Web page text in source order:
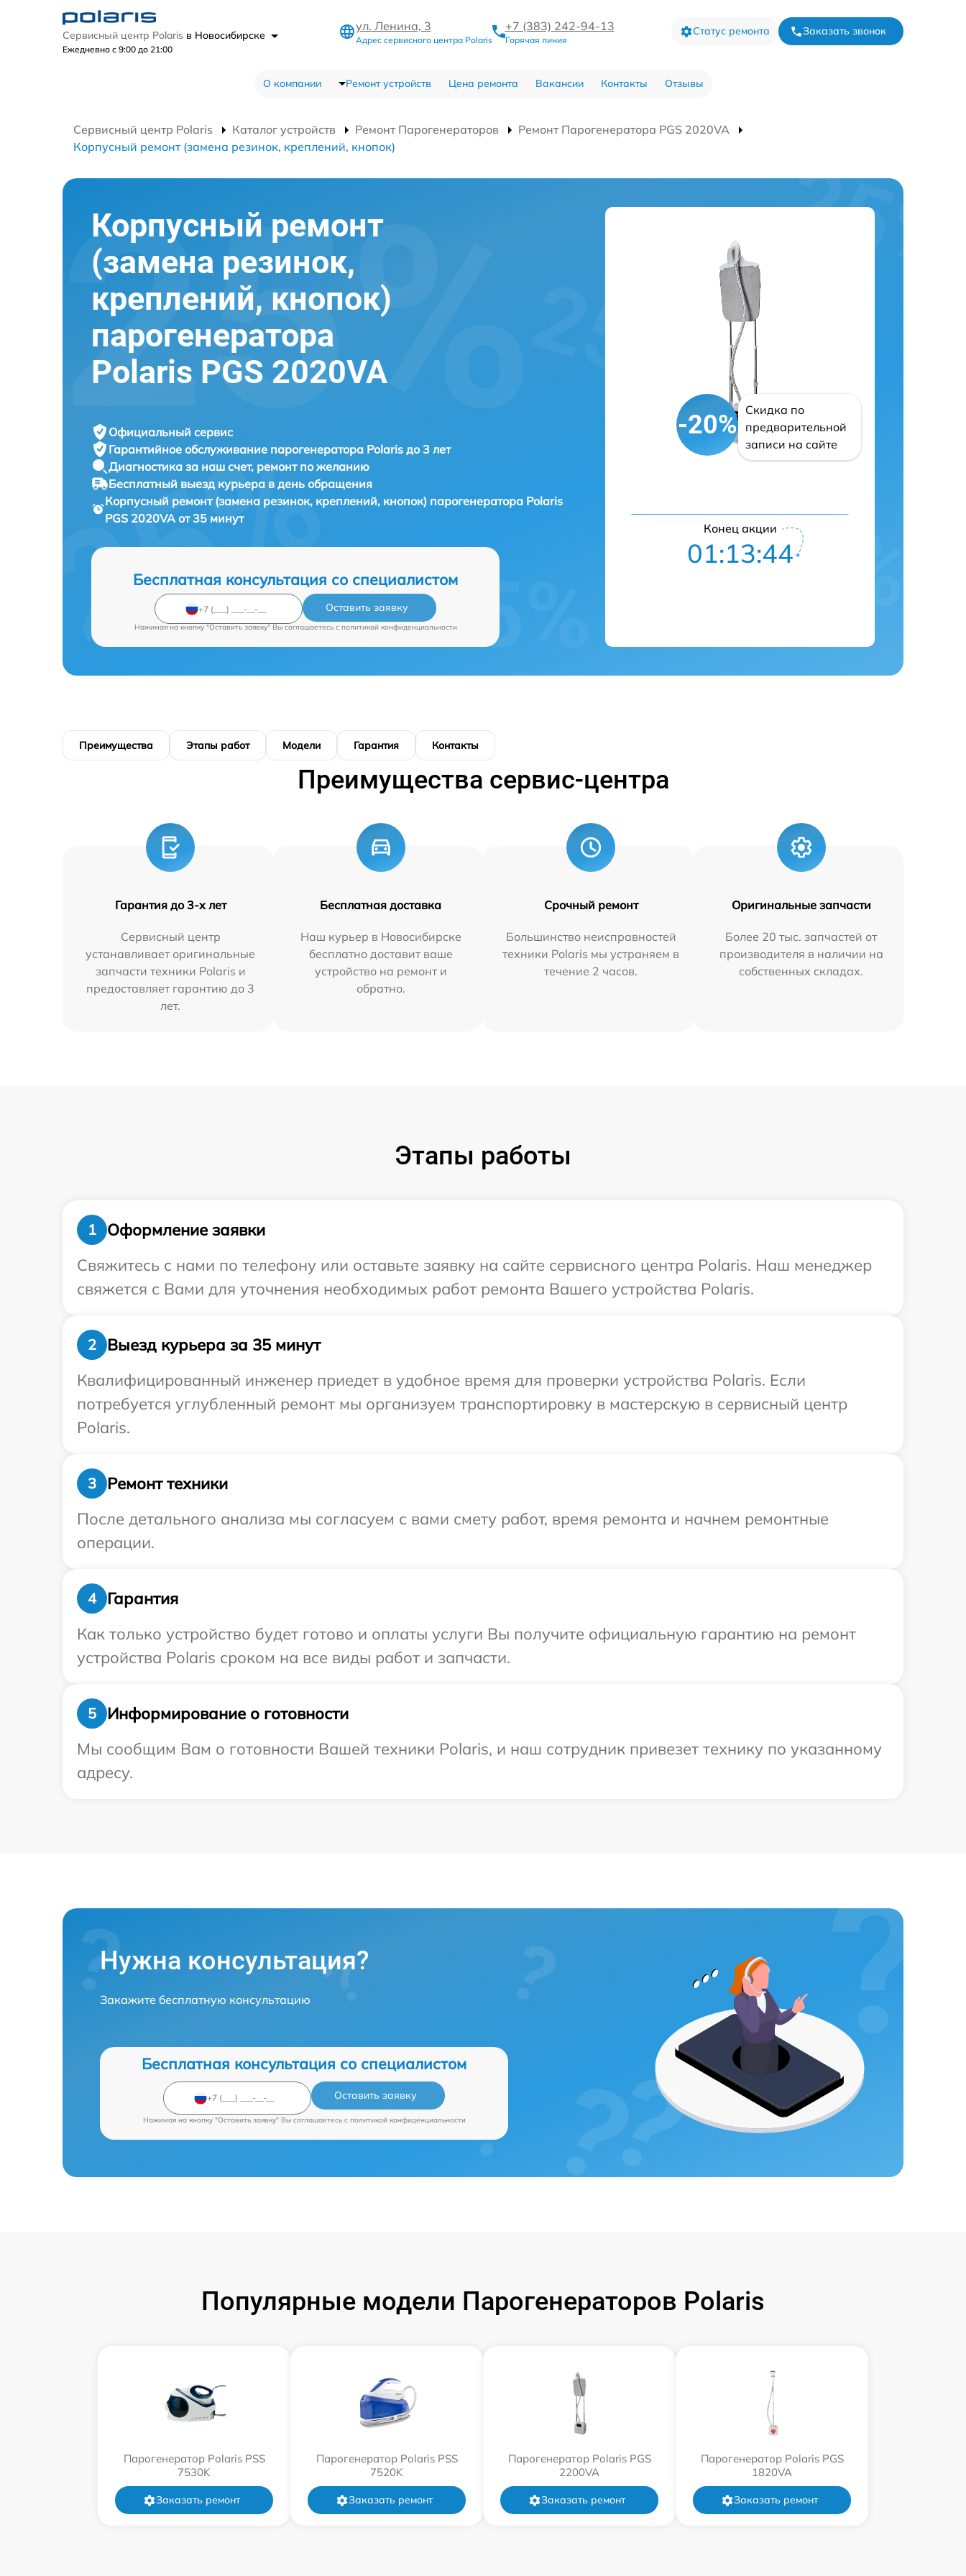
Сервисный центр Polaris в Новосибирске
Ежедневно с 9:00 до 21:00
ул. Ленина, 3
Адрес сервисного центра Polaris
+7 (383) 242-94-13
Горячая линия
Статус ремонта Заказать звонок
О компании Ремонт устройств Цена ремонта Вакансии Контакты Отзывы
Сервисный центр Polaris Каталог устройств Ремонт Парогенераторов
Ремонт Парогенератора PGS 2020VA
Корпусный ремонт (замена резинок, креплений, кнопок)
Корпусный ремонт
(замена резинок,
креплений, кнопок)
парогенератора
Polaris PGS 2020VA
Официальный сервис
Гарантийное обслуживание парогенератора Polaris до 3 лет
Диагностика за наш счет, ремонт по желанию
Бесплатный выезд курьера в день обращения
Корпусный ремонт (замена резинок, креплений, кнопок) парогенератора Polaris
PGS 2020VA от 35 минут
Бесплатная консультация со специалистом
Оставить заявку
Нажимая на кнопку "Оставить заявку" Вы соглашаетесь c политикой конфиденциальности
-20%
Скидка по
предварительной
записи на сайте
Конец акции
01:13:43
Преимущества Этапы работ Модели Гарантия Контакты
Преимущества сервис-центра
Гарантия до 3-х лет
Сервисный центр
устанавливает оригинальные
запчасти техники Polaris и
предоставляет гарантию до 3
лет.
Бесплатная доставка
Наш курьер в Новосибирске
бесплатно доставит ваше
устройство на ремонт и
обратно.
Срочный ремонт
Большинство неисправностей
техники Polaris мы устраняем в
течение 2 часов.
Оригинальные запчасти
Более 20 тыс. запчастей от
производителя в наличии на
собственных складах.
Этапы работы
1
Оформление заявки
Свяжитесь с нами по телефону или оставьте заявку на сайте сервисного центра Polaris. Наш менеджер
свяжется с Вами для уточнения необходимых работ ремонта Вашего устройства Polaris.
2
Выезд курьера за 35 минут
Квалифицированный инженер приедет в удобное время для проверки устройства Polaris. Если
потребуется углубленный ремонт мы организуем транспортировку в мастерскую в сервисный центр
Polaris.
3
Ремонт техники
После детального анализа мы согласуем с вами смету работ, время ремонта и начнем ремонтные
операции.
4
Гарантия
Как только устройство будет готово и оплаты услуги Вы получите официальную гарантию на ремонт
устройства Polaris сроком на все виды работ и запчасти.
5
Информирование о готовности
Мы сообщим Вам о готовности Вашей техники Polaris, и наш сотрудник привезет технику по указанному
адресу.
Нужна консультация?
Закажите бесплатную консультацию
Бесплатная консультация со специалистом
Оставить заявку
Нажимая на кнопку "Оставить заявку" Вы соглашаетесь c политикой конфиденциальности
Популярные модели Парогенераторов Polaris
Парогенератор Polaris PSS
7530K
Заказать ремонт
Парогенератор Polaris PSS
7520K
Заказать ремонт
Парогенератор Polaris PGS
2200VA
Заказать ремонт
Парогенератор Polaris PGS
1820VA
Заказать ремонт